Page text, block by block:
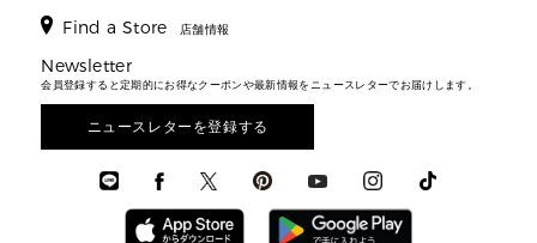
ウェア
アクセサリー
アクセサリー
メンズ バッグ
メンズ 財布・小物
メンズ シューズ
メンズ ウェア
メンズ 時計・その他
▶ メンズすべて
メンズ財布・小物
メンズアクセサリー
メンズウェア
トラベル
3 IN 1 / 2 IN 1 バッグ
▶ メンズすべて
▶ メンズすべて
▶ メンズすべて
▶ メンズすべて
▶ バッグすべて
通勤・通学アイテム
3 IN 1 バッグ
ミニ財布・フラグメントケース
財布・小物
時計・ジュエリー
アクセサリー
エディターレビュー
Find a Store 店舗情報
Newsletter
会員登録すると定期的にお得なクーポンや最新情報をニュースレターでお届けします。
ニュースレターを登録する